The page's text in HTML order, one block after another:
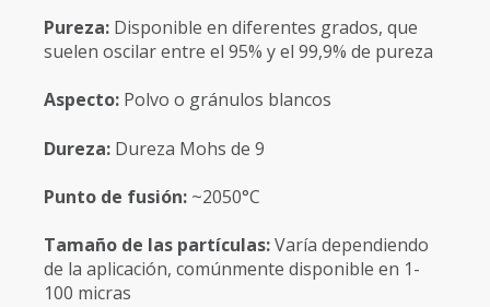
Pureza: Disponible en diferentes grados, que
suelen oscilar entre el 95% y el 99,9% de pureza
Aspecto: Polvo o gránulos blancos
Dureza: Dureza Mohs de 9
Punto de fusión: ~2050°C
Tamaño de las partículas:Varía dependiendo
de la aplicación, comúnmente disponible en 1-
100 micras